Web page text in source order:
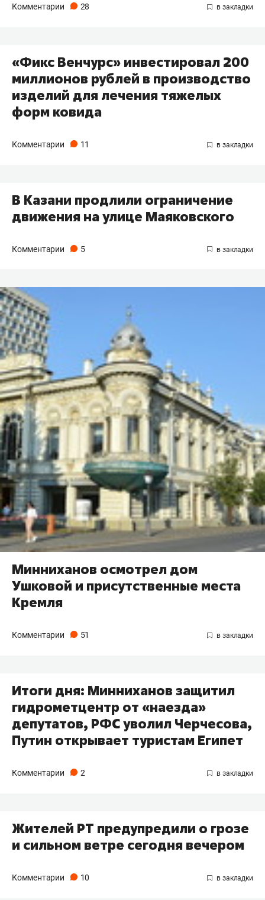
Комментарии 28
​«Фикс Венчурс» инвестировал 200
миллионов рублей в производство
изделий для лечения тяжелых
форм ковида
Комментарии 11
В Казани продлили ограничение
движения на улице Маяковского
Комментарии 5
Минниханов осмотрел дом
Ушковой и присутственные места
Кремля
Комментарии 51
Итоги дня: Минниханов защитил
гидрометцентр от «наезда»
депутатов, РФС уволил Черчесова,
Путин открывает туристам Египет
Комментарии 2
Жителей РТ предупредили о грозе
и сильном ветре сегодня вечером
Комментарии 10